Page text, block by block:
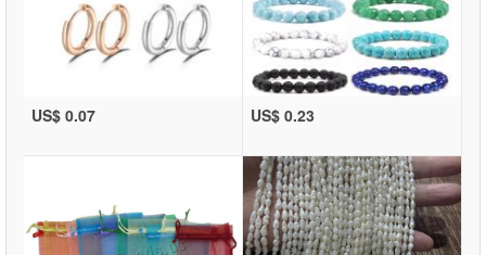
US$ 0.07 US$ 0.23